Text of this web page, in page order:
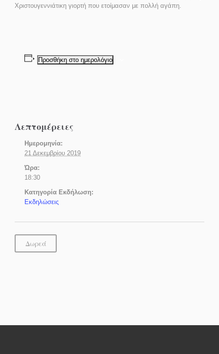
Χριστουγεννιάτικη γιορτή που ετοίμασαν με πολλή αγάπη.
Προσθήκη στο ημερολόγιο
Λεπτομέρειες
Ημερομηνία:
21 Δεκεμβρίου 2019
Ώρα:
18:30
Κατηγορία Εκδήλωση:
Εκδηλώσεις
Δωρεά